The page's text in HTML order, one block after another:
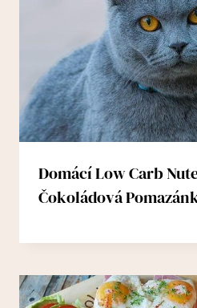
Domácí Low Carb
Čokoládová